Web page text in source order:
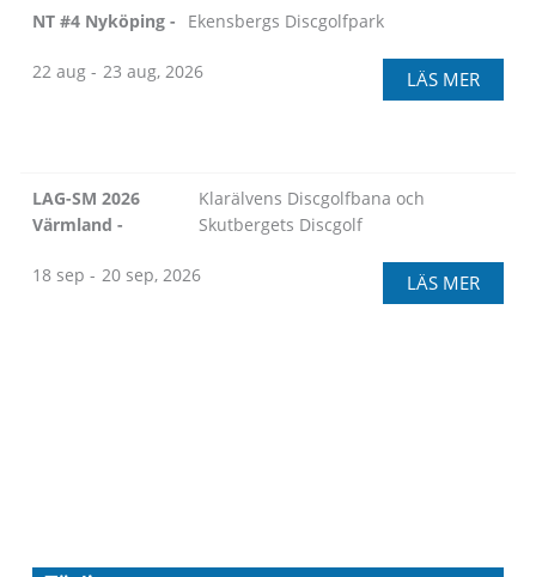
22 aug - 23 aug, 2026
NT #4 Nyköping - Ekensbergs Discgolfpark
LÄS MER
18 sep - 20 sep, 2026
LAG-SM 2026
Värmland -
Klarälvens Discgolfbana och
Skutbergets Discgolf
LÄS MER